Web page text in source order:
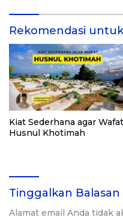
Rekomendasi
Kiat Sederhana agar Wafat
Husnul Khotimah
Tinggalkan Balasan
Alamat email Anda tidak